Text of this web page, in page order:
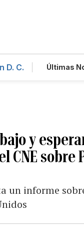
D. C. Últimas
y
CNE
un informe